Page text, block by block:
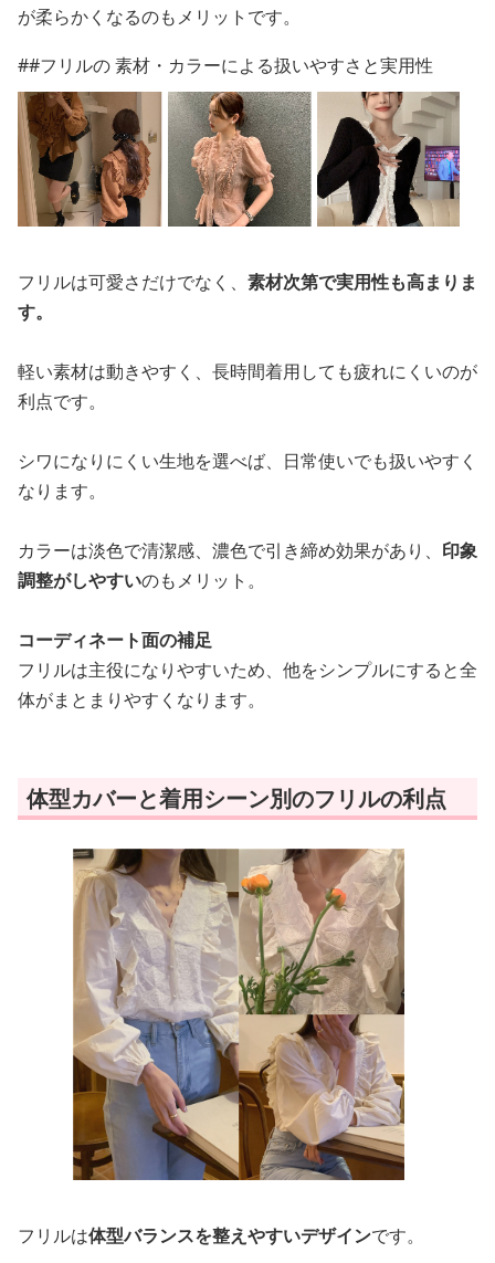
が柔らかくなるのもメリットです。
##フリルの 素材・カラーによる扱いやすさと実用性
フリルは可愛さだけでなく、 素材次第で実用性も高まりま
す。
軽い素材は動きやすく、長時間着用しても疲れにくいのが
利点です。
シワになりにくい生地を選べば、日常使いでも扱いやすく
なります。
カラーは淡色で清潔感、濃色で引き締め効果があり、 印象
調整がしやすいのもメリット。
コーディネート面の補足
フリルは主役になりやすいため、他をシンプルにすると全
体がまとまりやすくなります。
体型カバーと着用シーン別のフリルの利点
フリルは体型バランスを整えやすいデザインです。